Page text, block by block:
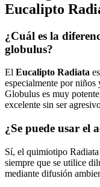
Eucalipto
¿Cuál es la
globulus?
El Eucalipto Radiata
especialmente por niños
Globulus es muy
excelente sin ser
¿Se puede usar el
Sí, el quimiotipo Radiata
siempre que se utilice
mediante difusión